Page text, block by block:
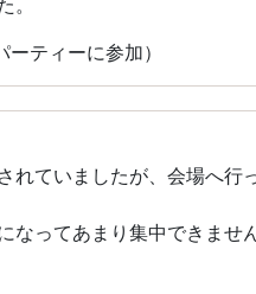
ティーに参加）
ていましたが、会場へ行
ってあまり集中できませ